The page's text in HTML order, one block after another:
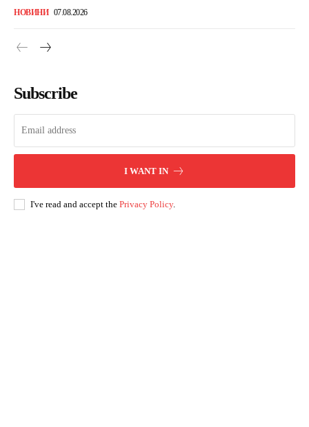
НОВИНИ 07.08.2026
Subscribe
I WANT IN
I've read and accept the Privacy Policy.